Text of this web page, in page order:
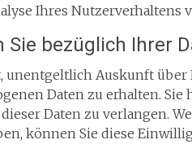
Ihres Nutzerverhaltens
Sie bezüglich Ihrer
unentgeltlich Auskunft
Daten zu erhalten. Sie
Daten zu verlangen.
können Sie diese